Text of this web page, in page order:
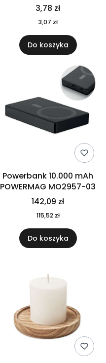
3,78 zł
3,07 zł
Do koszyka
Powerbank 10.000 mAh
POWERMAG MO2957-03
142,09 zł
115,52 zł
Do koszyka